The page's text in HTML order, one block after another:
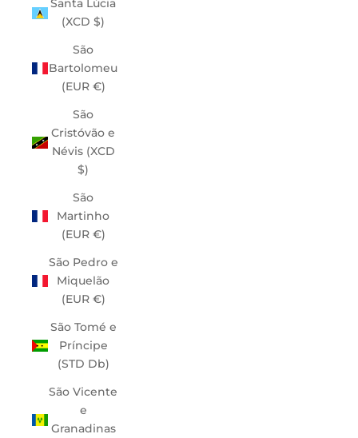
Santa Lúcia
(XCD $)
São
Bartolomeu
(EUR €)
São
Cristóvão e
Névis (XCD
$)
São
Martinho
(EUR €)
São Pedro e
Miquelão
(EUR €)
São Tomé e
Príncipe
(STD Db)
São Vicente
e
Granadinas